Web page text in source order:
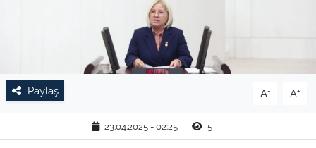
Paylaş A- A+
23.04.2025 - 02:25 5
RESMİ İLAN
SPOR